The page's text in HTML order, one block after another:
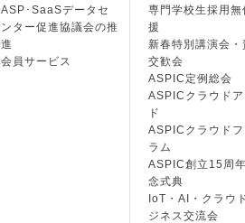
ASP･SaaSデータセ
ンター促進協議会の推
進
会員サービス
専門学校生採用無
援
新春特別講演会・
交歓会
ASPIC定例総会
ASPICクラウド
ド
ASPICクラウド
ラム
ASPIC創立15周
念式典
IoT・AI・クラウ
ジネス交流会